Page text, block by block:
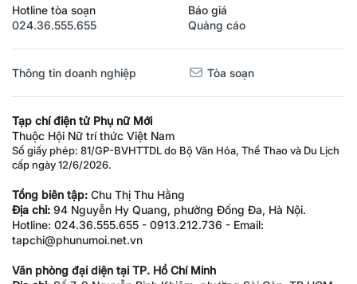
Hotline tòa soạn
024.36.555.655
Báo giá
Quảng cáo
Thông tin doanh nghiệp Tòa soạn
Tạp chí điện tử Phụ nữ Mới
Thuộc Hội Nữ trí thức Việt Nam
Số giấy phép: 81/GP-BVHTTDL do Bộ Văn Hóa, Thể Thao và Du Lịch
cấp ngày 12/6/2026.
Tổng biên tập: Chu Thị Thu Hằng
Địa chỉ: 94 Nguyễn Hy Quang, phường Đống Đa, Hà Nội.
Hotline: 024.36.555.655 - 0913.212.736 - Email:
tapchi@phunumoi.net.vn
Văn phòng đại diện tại TP. Hồ Chí Minh